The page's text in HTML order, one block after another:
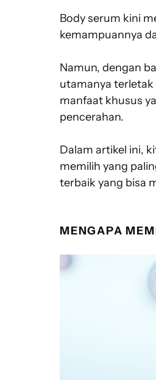
Body serum kini
kemampuannya
Namun, dengan
utamanya terletak
manfaat khusus
pencerahan.
Dalam artikel ini,
memilih yang
terbaik yang bisa
MENGAPA